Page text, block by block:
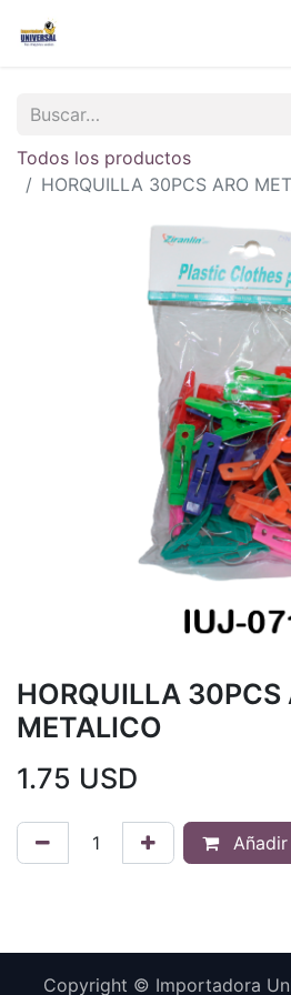
Todos los productos
HORQUILLA 30PCS ARO
HORQUILLA 30PCS
METALICO
1.75 USD
Copyright © Importadora